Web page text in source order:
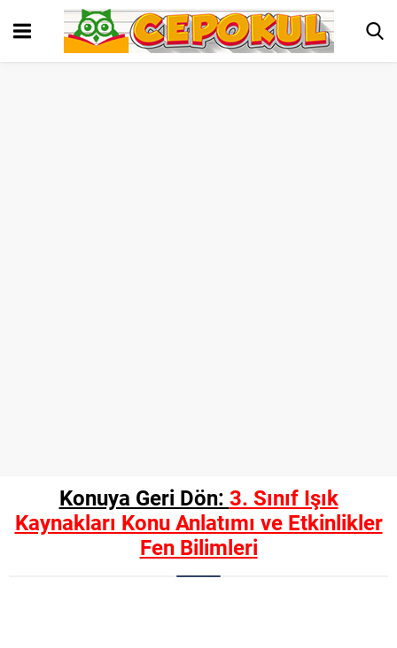
Konuya Geri Dön: 3. Sınıf Işık
Kaynakları Konu Anlatımı ve Etkinlikler
Fen Bilimleri